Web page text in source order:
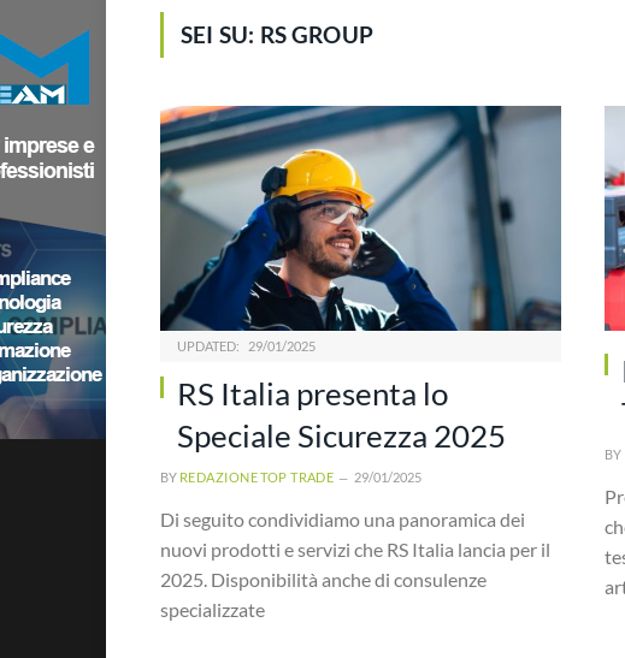
SEI SU: RS GROUP
UPDATED: 29/01/2025
RS Italia presenta lo
Speciale Sicurezza 2025
BY REDAZIONE TOP TRADE 29/01/2025
Di seguito condividiamo una panoramica dei
nuovi prodotti e servizi che RS Italia lancia per il
2025. Disponibilità anche di consulenze
specializzate
BY